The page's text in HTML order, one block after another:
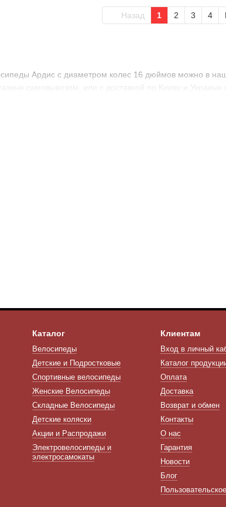
Ардис с диаметром колес 16 дюймов можно в
самовывозом, или с доставкой по Киеву и
Назад 1 2 3 4
Каталог
Велосипеды
Детские и Подростковые
Спортивные велосипеды
Женские Велосипеды
Складные Велосипеды
Детские коляски
Акции и Распродажи
Электровелосипеды и
электросамокаты
Клиентам
Вход в личный
Каталог
Оплата
Доставка
Возврат и обмен
Контакты
О нас
Гарантия
Новости
Блог